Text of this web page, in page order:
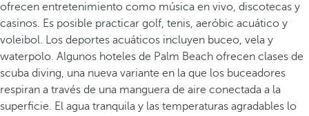
ofrecen entretenimiento como música en vivo, discotecas y
casinos. Es posible practicar golf, tenis, aeróbic acuático y
voleibol. Los deportes acuáticos incluyen buceo, vela y
waterpolo. Algunos hoteles de Palm Beach ofrecen clases de
scuba diving, una nueva variante en la que los buceadores
respiran a través de una manguera de aire conectada a la
superficie. El agua tranquila y las temperaturas agradables lo